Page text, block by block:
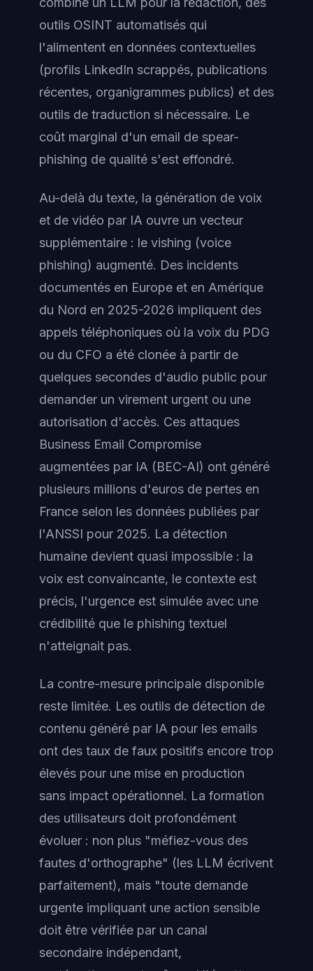
outils OSINT automatisés qui
l'alimentent en données contextuelles
(profils LinkedIn scrappés, publications
récentes, organigrammes publics) et des
outils de traduction si nécessaire. Le
coût marginal d'un email de spear-
phishing de qualité s'est effondré.
Au-delà du texte, la génération de voix
et de vidéo par IA ouvre un vecteur
supplémentaire : le vishing (voice
phishing) augmenté. Des incidents
documentés en Europe et en Amérique
du Nord en 2025-2026 impliquent des
appels téléphoniques où la voix du PDG
ou du CFO a été clonée à partir de
quelques secondes d'audio public pour
demander un virement urgent ou une
autorisation d'accès. Ces attaques
Business Email Compromise
augmentées par IA (BEC-AI) ont généré
plusieurs millions d'euros de pertes en
France selon les données publiées par
l'ANSSI pour 2025. La détection
humaine devient quasi impossible : la
voix est convaincante, le contexte est
précis, l'urgence est simulée avec une
crédibilité que le phishing textuel
n'atteignait pas.
La contre-mesure principale disponible
reste limitée. Les outils de détection de
contenu généré par IA pour les emails
ont des taux de faux positifs encore trop
élevés pour une mise en production
sans impact opérationnel. La formation
des utilisateurs doit profondément
évoluer : non plus "méfiez-vous des
fautes d'orthographe" (les LLM écrivent
parfaitement), mais "toute demande
urgente impliquant une action sensible
doit être vérifiée par un canal
secondaire indépendant,